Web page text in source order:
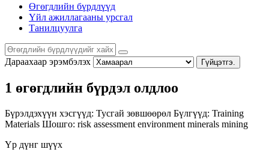
Өгөгдлийн бүрдлүүд
Үйл ажиллагааны урсгал
Танилцуулга
Дараахаар эрэмбэлэх Гүйцэтгэ.
1 өгөгдлийн бүрдэл олдлоо
Бүрэлдэхүүн хэсгүүд: Тусгай зөвшөөрөл Бүлгүүд: Training
Materials Шошго: risk assessment environment minerals mining
Үр дүнг шүүх